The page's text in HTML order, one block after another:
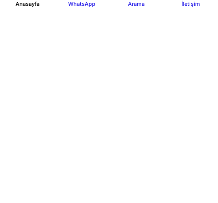
Anasayfa WhatsApp Arama İletişim